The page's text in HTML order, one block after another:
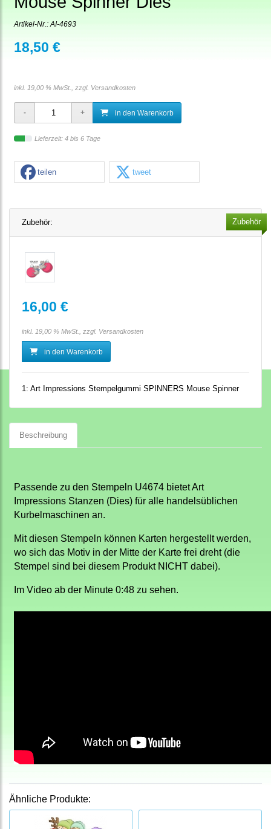
Artikel-Nr.: AI-4693
18,50 €
inkl. 19,00 % MwSt., zzgl. Versandkosten
in den Warenkorb
Lieferzeit: 4 bis 6 Tage
teilen tweet
Zubehör: Zubehör
16,00 €
inkl. 19,00 % MwSt., zzgl. Versandkosten
in den Warenkorb
1: Art Impressions Stempelgummi SPINNERS Mouse Spinner
Beschreibung
Passende zu den Stempeln U4674 bietet Art
Impressions Stanzen (Dies) für alle handelsüblichen
Kurbelmaschinen an.
Mit diesen Stempeln können Karten hergestellt werden,
wo sich das Motiv in der Mitte der Karte frei dreht (die
Stempel sind bei diesem Produkt NICHT dabei).
Im Video ab der Minute 0:48 zu sehen.
Ähnliche Produkte: